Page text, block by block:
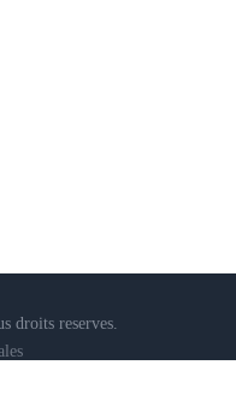
droits reserves.